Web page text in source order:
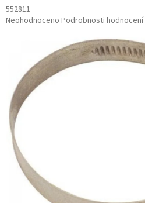
552811
Průměrné
hvězdiček.
Neohodnoceno Podrobnosti hodnocení